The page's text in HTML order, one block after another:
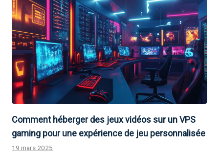
Comment héberger des jeux vidéos sur un VPS
gaming pour une expérience de jeu personnalisée
19 mars 2025